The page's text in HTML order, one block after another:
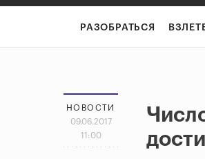
РАЗОБРАТЬСЯ
НОВОСТИ
09.06.2017
11:00